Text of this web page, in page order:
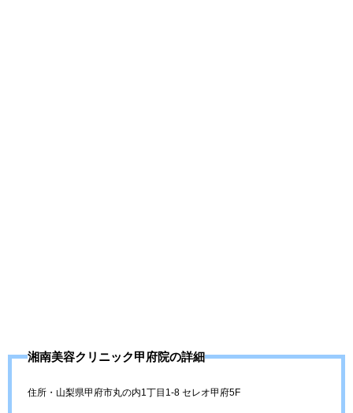
湘南美容クリニック甲府院の詳細
住所・山梨県甲府市丸の内1丁目1-8 セレオ甲府5F